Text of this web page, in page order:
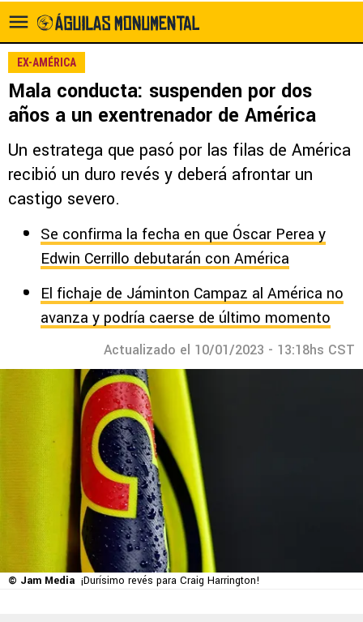
EX-AMÉRICA
Mala conducta: suspenden por dos
años a un exentrenador de América
Un estratega que pasó por las filas de América
recibió un duro revés y deberá afrontar un
castigo severo.
Se confirma la fecha en que Óscar Perea y
Edwin Cerrillo debutarán con América
El fichaje de Jáminton Campaz al América no
avanza y podría caerse de último momento
Actualizado el 10/01/2023 - 13:18hs CST
© Jam Media ¡Durísimo revés para Craig Harrington!